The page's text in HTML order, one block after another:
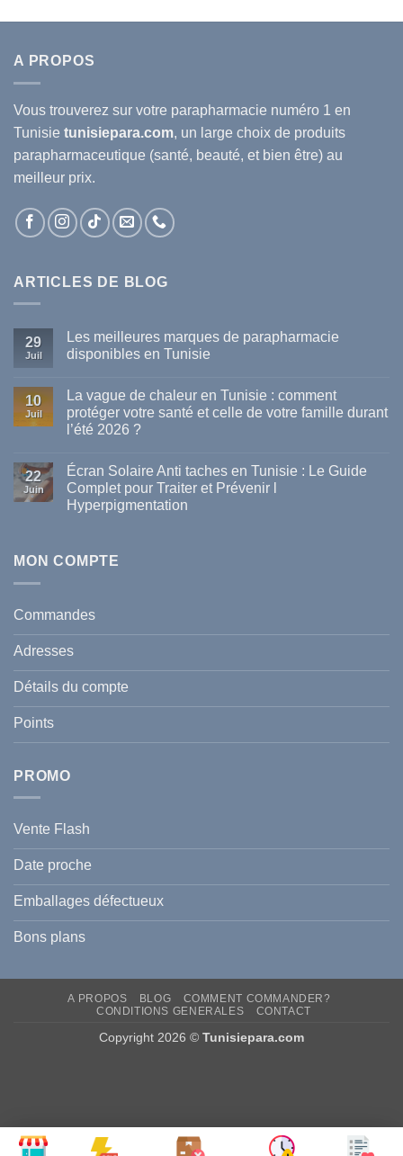
A PROPOS
Vous trouverez sur votre parapharmacie numéro 1 en
Tunisie tunisiepara.com, un large choix de produits
parapharmaceutique (santé, beauté, et bien être) au
meilleur prix.
ARTICLES DE BLOG
29
Juil
Les meilleures marques de parapharmacie
disponibles en Tunisie
sur
meilleures
marques
disponibles
en
Tunisie
10
Juil
La vague de chaleur en Tunisie : comment
protéger votre santé et celle de votre famille durant
l’été 2026 ?
sur
La
vague
de
comment
et
celle
de
votre
famille
durant
l’été
2026
?
22
Juin
Écran Solaire Anti taches en Tunisie : Le Guide
Complet pour Traiter et Prévenir l
Hyperpigmentation
Écran
Tunisie
Guide
Traiter
Prévenir
MON COMPTE
Commandes
Adresses
Détails du compte
Points
PROMO
Vente Flash
Date proche
Emballages défectueux
Bons plans
A PROPOS BLOG
COMMENT COMMANDER?
CONDITIONS GENERALES
CONTACT
Copyright 2026 © Tunisiepara.com